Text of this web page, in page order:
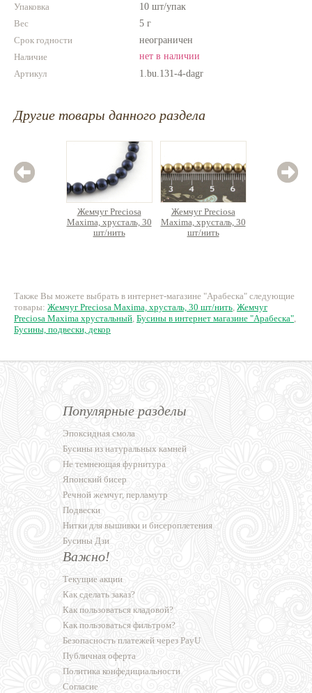
Упаковка
10 шт/упак
Вес
5 г
Срок годности
неограничен
Наличие
нет в наличии
Артикул
1.bu.131-4-dagr
Другие товары данного раздела
Жемчуг Preciosa
Maxima, хрусталь, 30
шт/нить
Жемчуг Preciosa
Maxima, хрусталь, 30
шт/нить
Также Вы можете выбрать в интернет-магазине "Арабеска" следующие
товары: Жемчуг Preciosa Maxima, хрусталь, 30 шт/нить, Жемчуг
Preciosa Maxima хрустальный, Бусины в интернет магазине "Арабеска",
Бусины, подвески, декор
Популярные разделы
Эпоксидная смола
Бусины из натуральных камней
Не темнеющая фурнитура
Японский бисер
Речной жемчуг, перламутр
Подвески
Нитки для вышивки и бисероплетения
Бусины Дзи
Важно!
Текущие акции
Как сделать заказ?
Как пользоваться кладовой?
Как пользоваться фильтром?
Безопасность платежей через PayU
Публичная оферта
Политика конфедициальности
Согласие